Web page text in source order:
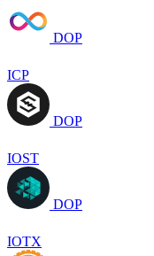
DOP
ICP
DOP
IOST
DOP
IOTX